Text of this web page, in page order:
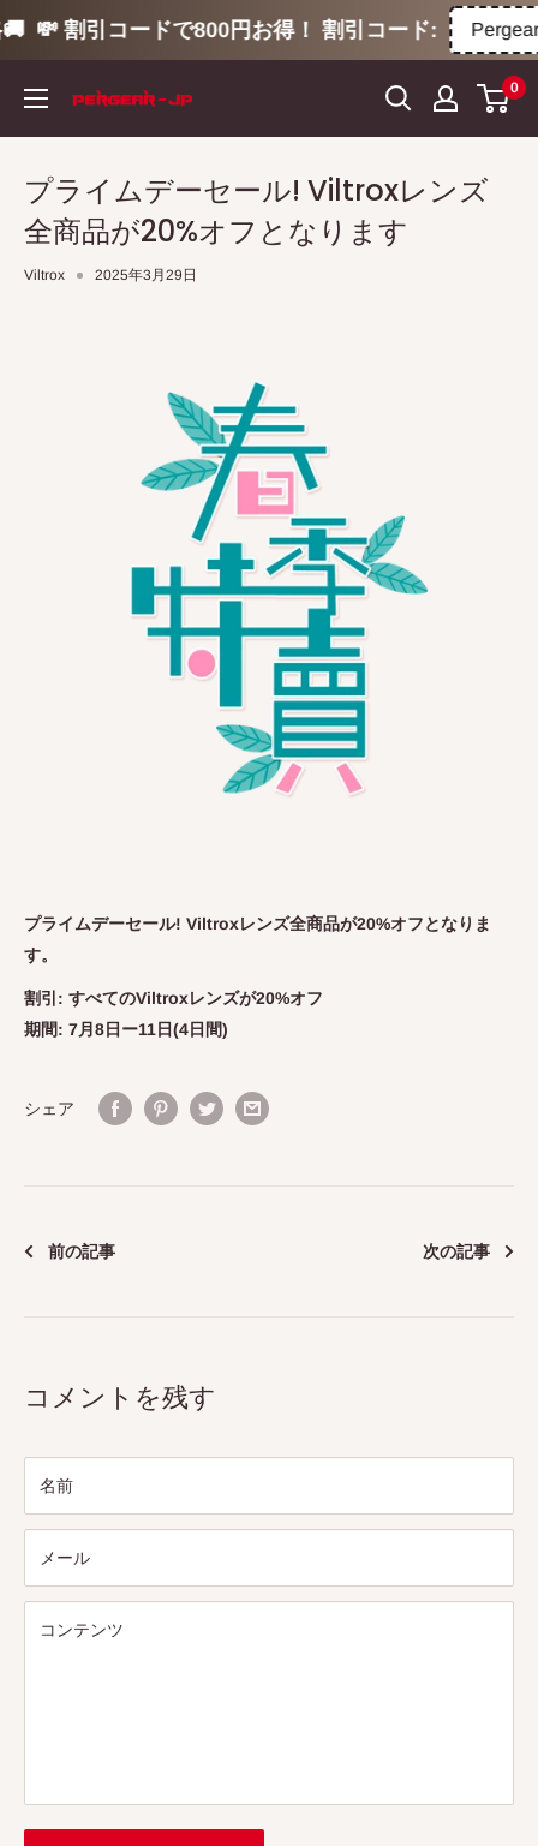
💸 割引コードで800円お得！ 割引コード:
テ
0
プライムデーセール! Viltroxレンズ
全商品が20%オフとなります
Viltrox 2025年3月29日
プライムデーセール! Viltroxレンズ全商品が20%オフとなりま
す。
割引: すべてのViltroxレンズが20%オフ
期間: 7月8日ー11日(4日間)
シェア
前の記事 次の記事
コメントを残す
名前
メール
コンテンツ